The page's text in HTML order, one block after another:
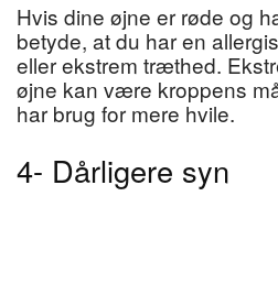
Hvis dine øjne er røde og
betyde, at du har en
eller ekstrem træthed.
øjne kan være kroppens
har brug for mere hvile.
4- Dårligere syn